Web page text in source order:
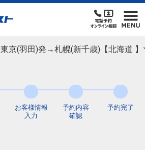
東京(羽田)発→札幌(新千歳)【北海道
お客様情報
入力
予約内容
確認
予約完了